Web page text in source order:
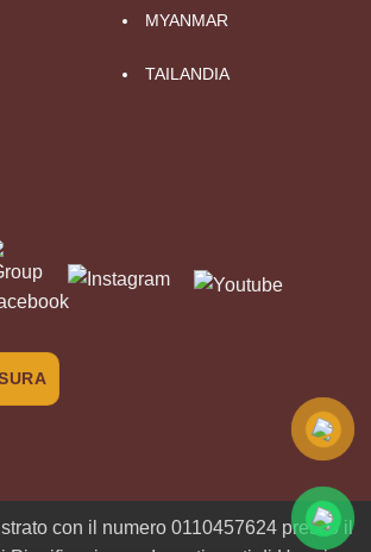
MYANMAR
TAILANDIA
con il numero 0110457624 presso il